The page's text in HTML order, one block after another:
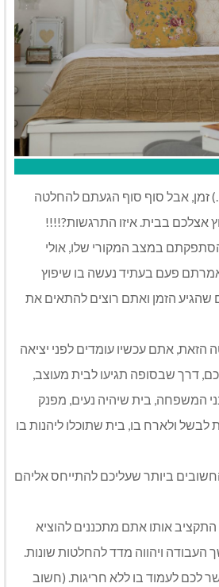
זמן, אבל סוף סוף הגעתם להחלטה
אצלכם בבית. איזו התרגשות?!!!!
במצב המקורי שלו, אולי
פעם בעתיד נעשה בו שיפוץ
שהגיע הזמן ואתם רוצים להתאים את
אתם עכשיו עומדים לפני יציאה
דרך שבסופה תגיעו לבית מעוצב,
המשפחה, בית שיהיה נעים, מפנק
לבשל ולארח בו, בית שתוכלו ליהנות בו
ביותר שעליכם להתייחס אליהם
אותו אתם מתכננים להוציא
העבודה ויהווה מדד להחלטות שונות.
לכם לעמוד בו ללא חריגות. (חשוב